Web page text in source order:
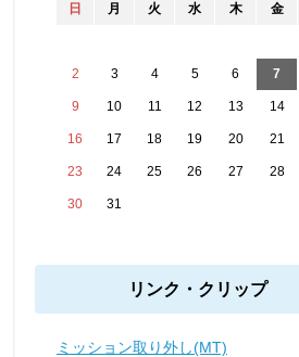
日 月 火 水 木 金
2 3 4 5 6 7
9 10 11 12 13 14
16 17 18 19 20 21
23 24 25 26 27 28
30 31
リンク・クリップ
ミッション取り外し(MT)